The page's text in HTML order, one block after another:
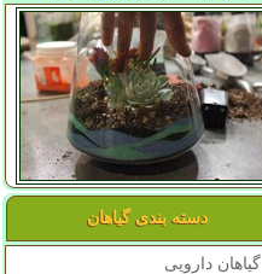
دسته بندی گیاهان
گیاهان دارویی